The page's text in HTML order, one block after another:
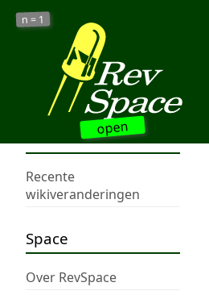
open
n = 1
Recente
wikiveranderingen
Space
Over RevSpace